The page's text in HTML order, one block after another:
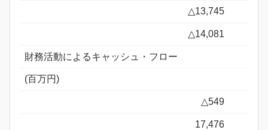
△13,745
△14,081
財務活動によるキャッシュ・フロー
(百万円)
△549
17,476